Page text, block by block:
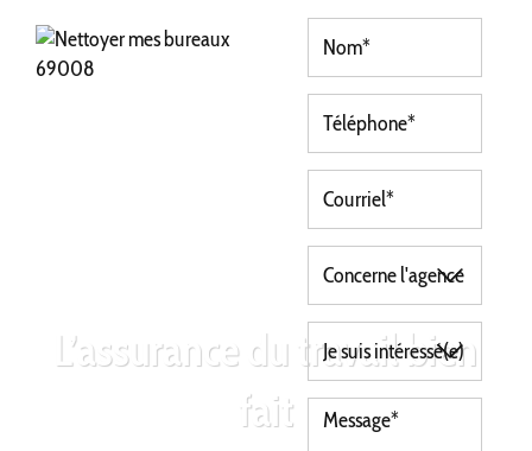
L’assurance du travail bien
fait